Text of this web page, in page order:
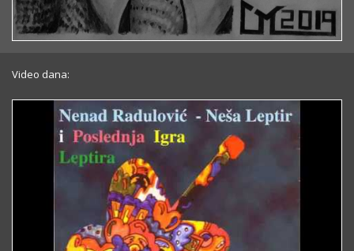
Video dana: